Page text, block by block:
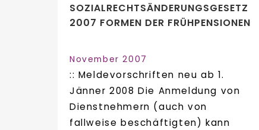
SOZIALRECHTSÄNDERUNGSGESETZ
2007 FORMEN DER FRÜHPENSIONEN
November 2007
:: Meldevorschriften neu ab 1.
Jänner 2008 Die Anmeldung von
Dienstnehmern (auch von
fallweise beschäftigten) kann